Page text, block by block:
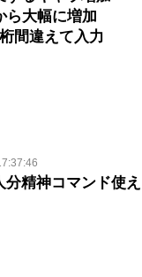
ら大幅に増加
間違えて入力
分精神コマンド使